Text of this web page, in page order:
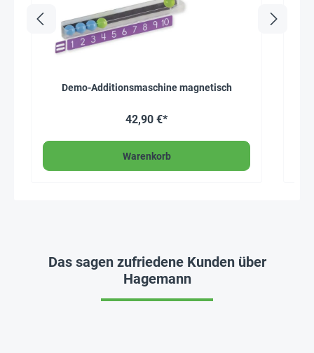
Demo-Additionsmaschine magnetisch
42,90 €*
Warenkorb
Das sagen zufriedene Kunden über
Hagemann